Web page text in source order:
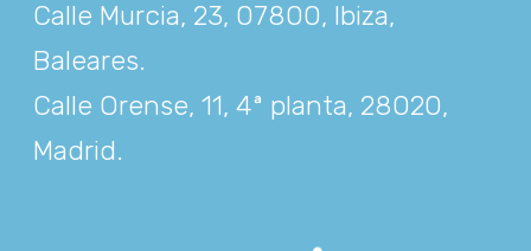
Calle Murcia, 23, 07800, Ibiza,
Baleares.
Calle Orense, 11, 4ª planta, 28020,
Madrid.